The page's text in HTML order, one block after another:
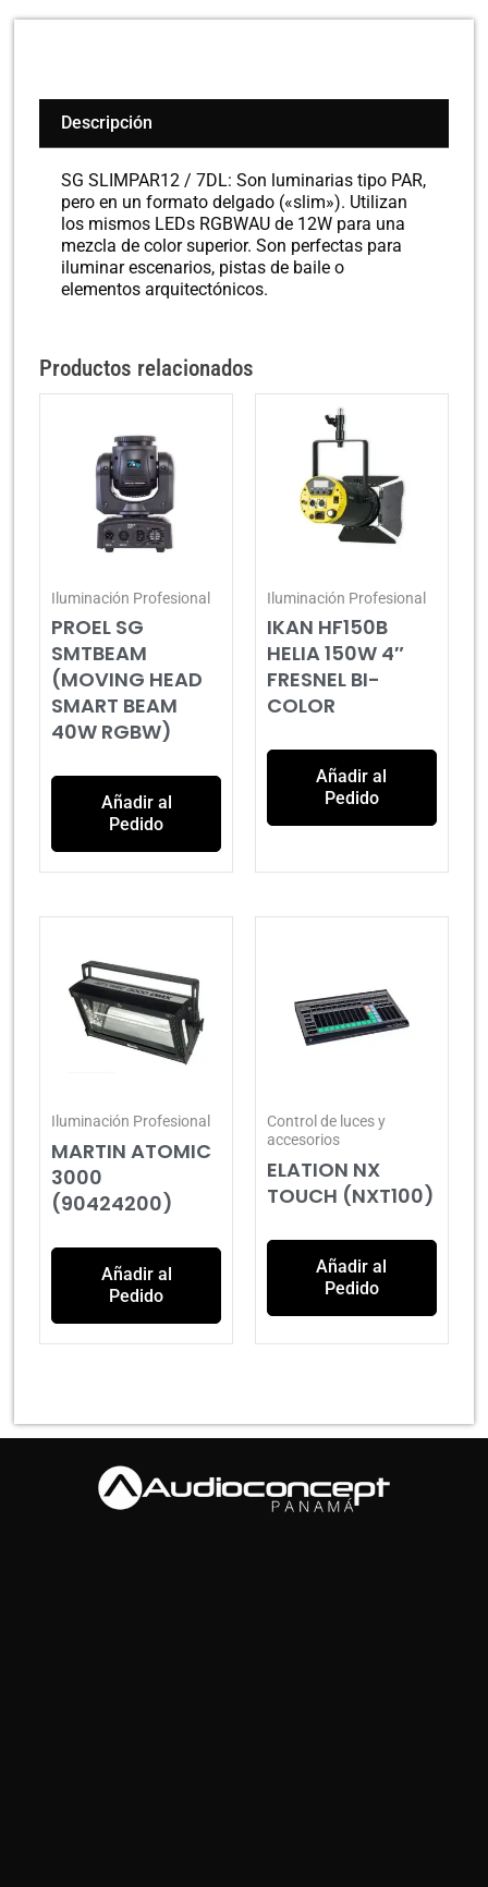
Descripción
SG SLIMPAR12 / 7DL: Son luminarias tipo PAR,
pero en un formato delgado («slim»). Utilizan
los mismos LEDs RGBWAU de 12W para una
mezcla de color superior. Son perfectas para
iluminar escenarios, pistas de baile o
elementos arquitectónicos.
Productos relacionados
Iluminación Profesional
PROEL SG
SMTBEAM
(MOVING HEAD
SMART BEAM
40W RGBW)
Añadir al
Pedido
Iluminación Profesional
IKAN HF150B
HELIA 150W 4″
FRESNEL BI-
COLOR
Añadir al
Pedido
Iluminación Profesional
MARTIN ATOMIC
3000
(90424200)
Añadir al
Pedido
Control de luces y
accesorios
ELATION NX
TOUCH (NXT100)
Añadir al
Pedido